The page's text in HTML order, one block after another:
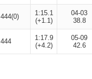
444(0)
1:15.1
(+1.1)
04-03
38.8
444
1:17.9
(+4.2)
05-09
42.6